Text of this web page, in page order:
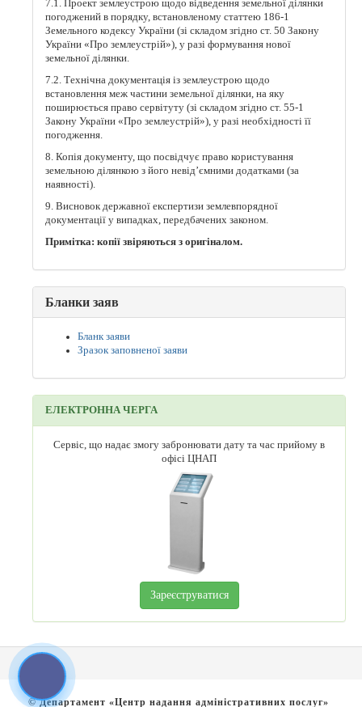
7.1. Проект землеустрою щодо відведення земельної ділянки
погоджений в порядку, встановленому статтею 186-1
Земельного кодексу України (зі складом згідно ст. 50 Закону
України «Про землеустрій»), у разі формування нової
земельної ділянки.
7.2. Технічна документація із землеустрою щодо
встановлення меж частини земельної ділянки, на яку
поширюється право сервітуту (зі складом згідно ст. 55-1
Закону України «Про землеустрій»), у разі необхідності її
погодження.
8. Копія документу, що посвідчує право користування
земельною ділянкою з його невід’ємними додатками (за
наявності).
9. Висновок державної експертизи землевпорядної
документації у випадках, передбачених законом.
Примітка: копії звіряються з оригіналом.
Бланки заяв
Бланк заяви
Зразок заповненої заяви
ЕЛЕКТРОННА ЧЕРГА
Сервіс, що надає змогу забронювати дату та час прийому в
офісі ЦНАП
Зареєструватися
© Департамент «Центр надання адміністративних послуг»